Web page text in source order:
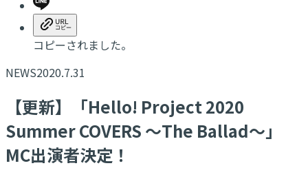
コピーされました。
NEWS2020.7.31
【更新】「Hello! Project 2020
Summer COVERS 〜The Ballad〜」
MC出演者決定！